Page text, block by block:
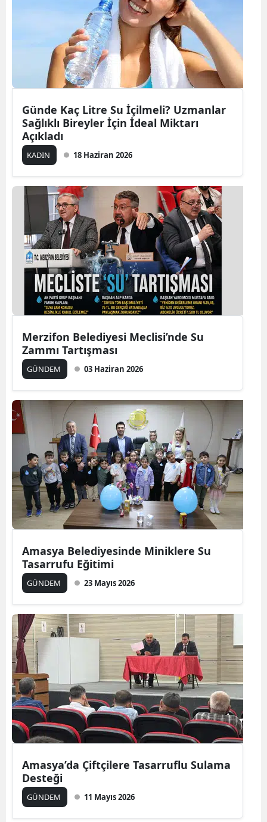
Günde Kaç Litre Su İçilmeli? Uzmanlar
Sağlıklı Bireyler İçin İdeal Miktarı
Açıkladı
KADIN 18 Haziran 2026
Merzifon Belediyesi Meclisi’nde Su
Zammı Tartışması
GÜNDEM 03 Haziran 2026
Amasya Belediyesinde Miniklere Su
Tasarrufu Eğitimi
GÜNDEM 23 Mayıs 2026
Amasya’da Çiftçilere Tasarruflu Sulama
Desteği
GÜNDEM 11 Mayıs 2026